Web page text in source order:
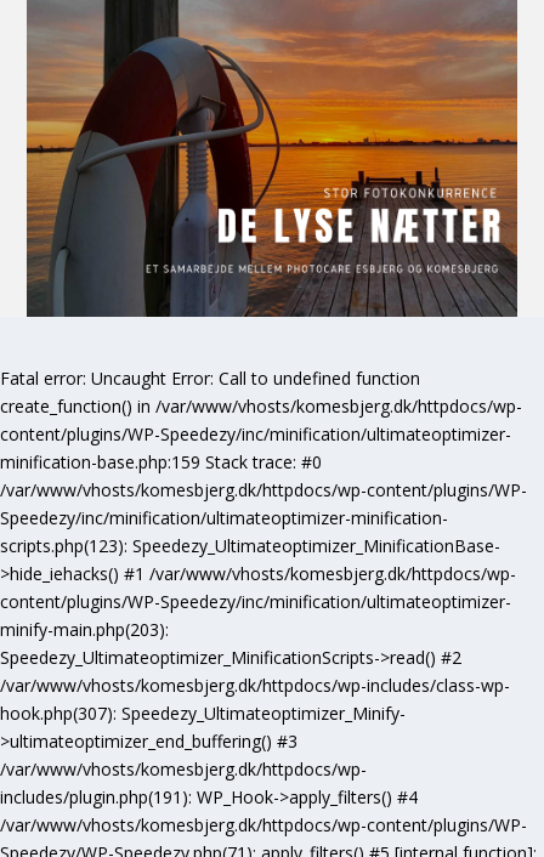
Fatal error: Uncaught Error: Call to undefined function
create_function() in /var/www/vhosts/komesbjerg.dk/httpdocs/wp-
content/plugins/WP-Speedezy/inc/minification/ultimateoptimizer-
minification-base.php:159 Stack trace: #0
/var/www/vhosts/komesbjerg.dk/httpdocs/wp-content/plugins/WP-
Speedezy/inc/minification/ultimateoptimizer-minification-
scripts.php(123): Speedezy_Ultimateoptimizer_MinificationBase-
>hide_iehacks() #1 /var/www/vhosts/komesbjerg.dk/httpdocs/wp-
content/plugins/WP-Speedezy/inc/minification/ultimateoptimizer-
minify-main.php(203):
Speedezy_Ultimateoptimizer_MinificationScripts->read() #2
/var/www/vhosts/komesbjerg.dk/httpdocs/wp-includes/class-wp-
hook.php(307): Speedezy_Ultimateoptimizer_Minify-
>ultimateoptimizer_end_buffering() #3
/var/www/vhosts/komesbjerg.dk/httpdocs/wp-
includes/plugin.php(191): WP_Hook->apply_filters() #4
/var/www/vhosts/komesbjerg.dk/httpdocs/wp-content/plugins/WP-